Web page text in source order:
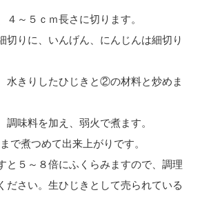
４～５ｃｍ長さに切ります。
切りに、いんげん、にんじんは細切り
水きりしたひじきと②の材料と炒めま
調味料を加え、弱火で煮ます。
で煮つめて出来上がりです。
と５～８倍にふくらみますので、調理
ださい。生ひじきとして売られている